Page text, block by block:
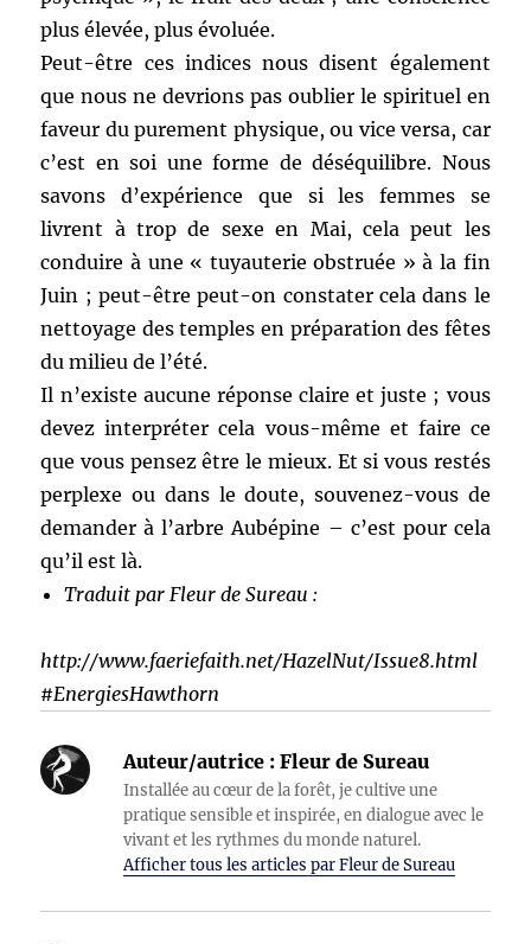
plus élevée, plus évoluée.
Peut-être ces indices nous disent également
que nous ne devrions pas oublier le spirituel en
faveur du purement physique, ou vice versa, car
c’est en soi une forme de déséquilibre. Nous
savons d’expérience que si les femmes se
livrent à trop de sexe en Mai, cela peut les
conduire à une « tuyauterie obstruée » à la fin
Juin ; peut-être peut-on constater cela dans le
nettoyage des temples en préparation des fêtes
du milieu de l’été.
Il n’existe aucune réponse claire et juste ; vous
devez interpréter cela vous-même et faire ce
que vous pensez être le mieux. Et si vous restés
perplexe ou dans le doute, souvenez-vous de
demander à l’arbre Aubépine – c’est pour cela
qu’il est là.
Traduit par Fleur de Sureau :
http://www.faeriefaith.net/HazelNut/Issue8.html
#EnergiesHawthorn
Auteur/autrice : Fleur de Sureau
Installée au cœur de la forêt, je cultive une
pratique sensible et inspirée, en dialogue avec le
vivant et les rythmes du monde naturel.
Afficher tous les articles par Fleur de Sureau